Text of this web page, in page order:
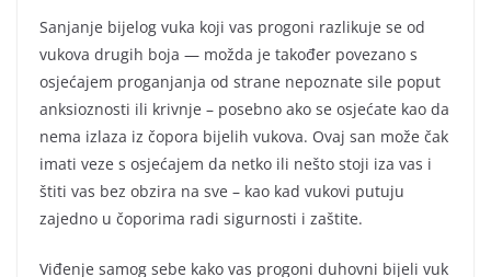
Sanjanje bijelog vuka koji vas progoni razlikuje se od
vukova drugih boja — možda je također povezano s
osjećajem proganjanja od strane nepoznate sile poput
anksioznosti ili krivnje – posebno ako se osjećate kao da
nema izlaza iz čopora bijelih vukova. Ovaj san može čak
imati veze s osjećajem da netko ili nešto stoji iza vas i
štiti vas bez obzira na sve – kao kad vukovi putuju
zajedno u čoporima radi sigurnosti i zaštite.
Viđenje samog sebe kako vas progoni duhovni bijeli vuk